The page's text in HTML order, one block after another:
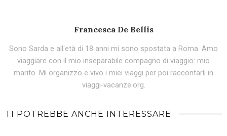
Francesca De Bellis
Sono Sarda e all'età di 18 anni mi sono spostata a Roma. Amo
viaggiare con il mio inseparabile compagno di viaggio: mio
marito. Mi organizzo e vivo i miei viaggi per poi raccontarli in
viaggi-vacanze.org.
TI POTREBBE ANCHE INTERESSARE